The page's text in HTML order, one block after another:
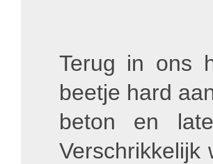
Terug in ons
beetje hard
beton en